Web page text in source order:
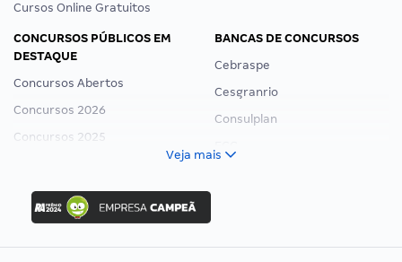
Cursos Online Gratuitos
CONCURSOS PÚBLICOS EM
DESTAQUE
Concursos Abertos
Concursos 2026
Concursos 2025
Concurso Ibama
Concurso MPU
Editais publicados
BANCAS DE CONCURSOS
Cebraspe
Cesgranrio
Consulplan
Veja mais